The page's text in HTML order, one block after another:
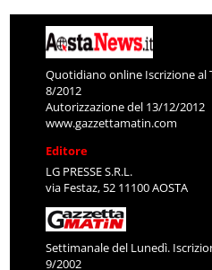
Quotidiano online Iscrizione al
8/2012
Autorizzazione del 13/12/2012
www.gazzettamatin.com
Editore
LG PRESSE S.R.L.
via Festaz, 52 11100 AOSTA
Settimanale del Lunedì.
9/2002